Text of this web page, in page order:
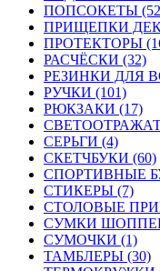
ПОПСОКЕТЫ
ПРИЩЕПКИ
ПРОТЕКТОРЫ
РАСЧЁСКИ (32)
РЕЗИНКИ ДЛЯ
РУЧКИ (101)
РЮКЗАКИ (17)
СЕРЬГИ (4)
СКЕТЧБУКИ (60)
СПОРТИВНЫЕ
СТИКЕРЫ (7)
СТОЛОВЫЕ
СУМКИ
СУМОЧКИ (1)
ТАМБЛЕРЫ (30)